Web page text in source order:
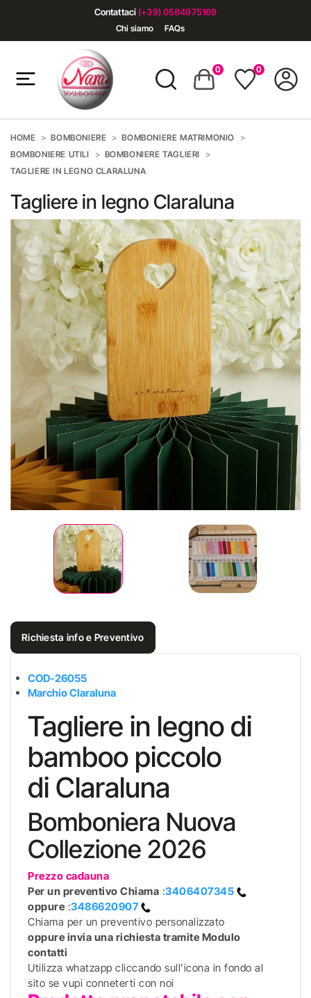
Contattaci (+39) 0584975169
Chi siamo FAQs
0 0
HOME BOMBONIERE
BOMBONIERE MATRIMONIO
BOMBONIERE UTILI
BOMBONIERE TAGLIERI
TAGLIERE IN LEGNO CLARALUNA
Tagliere in legno Claraluna
Richiesta info e Preventivo
COD-26055
Marchio Claraluna
Tagliere in legno di
bamboo piccolo
di Claraluna
Bomboniera Nuova
Collezione 2026
Prezzo cadauna
Per un preventivo Chiama :3406407345
oppure :3486620907
Chiama per un preventivo personalizzato
oppure invia una richiesta tramite Modulo
contatti
Utilizza whatzapp cliccando sull'icona in fondo al
sito se vupi conneterti con noi